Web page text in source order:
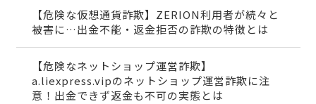
【危険な仮想通貨詐欺】ZERION利用者が続々と
被害に…出金不能・返金拒否の詐欺の特徴とは
【危険なネットショップ運営詐欺】
a.liexpress.vipのネットショップ運営詐欺に注
意！出金できず返金も不可の実態とは